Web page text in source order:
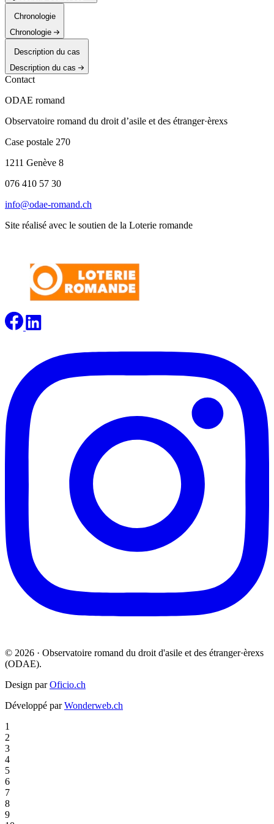
Chronologie
Chronologie
Description du cas
Description du cas
Contact
ODAE romand
Observatoire romand du droit d’asile et des étranger·èrexs
Case postale 270
1211 Genève 8
076 410 57 30
info@odae-romand.ch
Site réalisé avec le soutien de la Loterie romande
© 2026 · Observatoire romand du droit d'asile et des étranger·èrexs
(ODAE).
Design parOficio.ch
Développé parWonderweb.ch
1
2
3
4
5
6
7
8
9